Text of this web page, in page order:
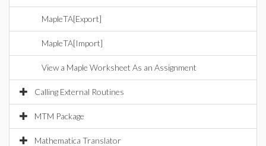
MapleTA[Export]
MapleTA[Import]
View a Maple Worksheet As an Assignment
Calling External Routines
MTM Package
Mathematica Translator